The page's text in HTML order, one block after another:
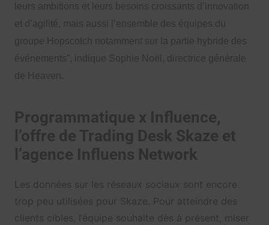
leurs ambitions et leurs besoins croissants d’innovation
et d’agilité, mais aussi l’ensemble des équipes du
groupe Hopscotch notamment sur la partie hybride des
événements”, indique Sophie Noël, directrice générale
de Heaven.
Programmatique x Influence,
l’offre de Trading Desk Skaze et
l’agence Influens Network
Les données sur les réseaux sociaux sont encore
trop peu utilisées pour Skaze. Pour atteindre des
clients cibles, l’équipe souhaite dès à présent, miser